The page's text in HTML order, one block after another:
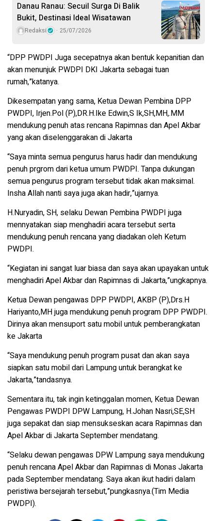
Danau Ranau: Secuil Surga Di Balik
Bukit, Destinasi Ideal Wisatawan
Redaksi 25/07/2026
“DPP PWDPI Juga secepatnya akan bentuk kepanitian dan
akan menunjuk PWDPI DKI Jakarta sebagai tuan
rumah,”katanya.
Dikesempatan yang sama, Ketua Dewan Pembina DPP
PWDPI, Irjen.Pol (P),DR.H.Ike Edwin,S Ik,SH,MH,.MM
mendukung penuh atas rencana Rapimnas dan Apel Akbar
yang akan diselenggarakan di Jakarta
“Saya minta semua pengurus harus hadir dan mendukung
penuh prgrom dari ketua umum PWDPI. Tanpa dukungan
semua pengurus program tersebut tidak akan maksimal.
Insha Allah nanti saya juga akan hadir,”ujarnya.
H.Nuryadin, SH, selaku Dewan Pembina PWDPI juga
mennyatakan siap menghadiri acara tersebut serta
mendukung penuh rencana yang diadakan oleh Ketum
PWDPI.
“Kegiatan ini sangat luar biasa dan saya akan upayakan untuk
menghadiri Apel Akbar dan Rapimnas di Jakarta,”ungkapnya.
Ketua Dewan pengawas DPP PWDPI, AKBP (P),Drs.H
Hariyanto,MH juga mendukung penuh program DPP PWDPI.
Dirinya akan mensuport satu mobil untuk pemberangkatan
ke Jakarta
“Saya mendukung penuh program pusat dan akan saya
siapkan satu mobil dari Lampung untuk berangkat ke
Jakarta,”tandasnya.
Sementara itu, tak ingin ketinggalan momen, Ketua Dewan
Pengawas PWDPI DPW Lampung, H.Johan Nasri,SE,SH
juga sepakat dan siap mensukseskan acara Rapimnas dan
Apel Akbar di Jakarta September mendatang.
“Selaku dewan pengawas DPW Lampung saya mendukung
penuh rencana Apel Akbar dan Rapimnas di Monas Jakarta
pada September mendatang. Saya akan ikut hadiri dalam
peristiwa bersejarah tersebut,”pungkasnya.(Tim Media
PWDPI).